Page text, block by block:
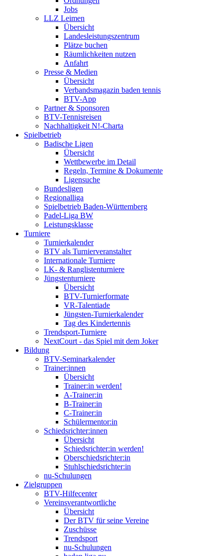
Jobs
LLZ Leimen
Übersicht
Landesleistungszentrum
Plätze buchen
Räumlichkeiten nutzen
Anfahrt
Presse & Medien
Übersicht
Verbandsmagazin baden tennis
BTV-App
Partner & Sponsoren
BTV-Tennisreisen
Nachhaltigkeit N!-Charta
Spielbetrieb
Badische Ligen
Übersicht
Wettbewerbe im Detail
Regeln, Termine & Dokumente
Ligensuche
Bundesligen
Regionalliga
Spielbetrieb Baden-Württemberg
Padel-Liga BW
Leistungsklasse
Turniere
Turnierkalender
BTV als Turnierveranstalter
Internationale Turniere
LK- & Ranglistenturniere
Jüngstenturniere
Übersicht
BTV-Turnierformate
VR-Talentiade
Jüngsten-Turnierkalender
Tag des Kindertennis
Trendsport-Turniere
NextCourt - das Spiel mit dem Joker
Bildung
BTV-Seminarkalender
Trainer:innen
Übersicht
Trainer:in werden!
A-Trainer:in
B-Trainer:in
C-Trainer:in
Schülermentor:in
Schiedsrichter:innen
Übersicht
Schiedsrichter:in werden!
Oberschiedsrichter:in
Stuhlschiedsrichter:in
nu-Schulungen
Zielgruppen
BTV-Hilfecenter
Vereinsverantwortliche
Übersicht
Der BTV für seine Vereine
Zuschüsse
Trendsport
nu-Schulungen